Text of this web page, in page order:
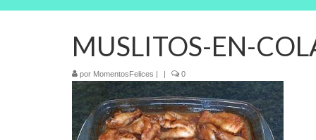
MUSLITOS-EN-
por MomentosFelices | | 0